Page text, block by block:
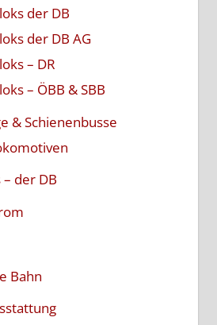
der DB
der DB AG
– DR
– ÖBB & SBB
& Schienenbusse
– der DB
Bahn